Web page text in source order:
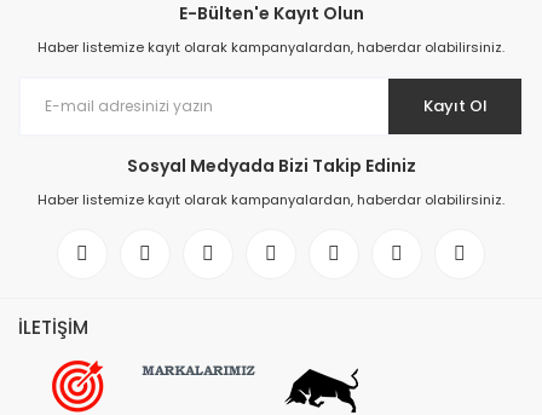
E-Bülten'e Kayıt Olun
Haber listemize kayıt olarak kampanyalardan, haberdar olabilirsiniz.
Kayıt Ol
Sosyal Medyada Bizi Takip Ediniz
Haber listemize kayıt olarak kampanyalardan, haberdar olabilirsiniz.
İLETİŞİM